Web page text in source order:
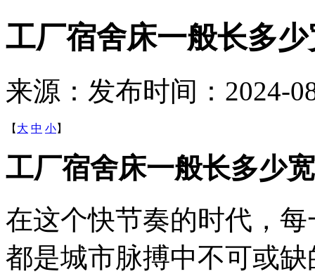
工厂宿舍床一般长多
来源： 发布时间：2024-
【 大 中 小】
工厂宿舍床一般长多少
在这个快节奏的时代，
都是城市脉搏中不可或